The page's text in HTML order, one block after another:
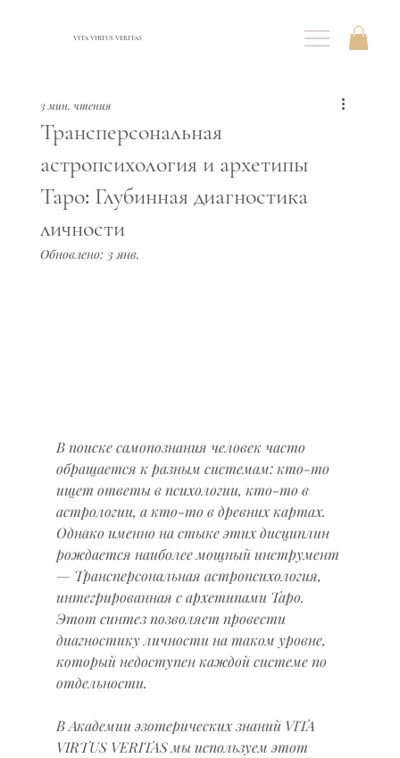
VITA VIRTUS VERITAS
Трансперсональная
астропсихология и архетипы
Таро: Глубинная диагностика
личности
3 мин. чтения
Обновлено: 3 янв.
В поиске самопознания человек часто
обращается к разным системам: кто-то
ищет ответы в психологии, кто-то в
астрологии, а кто-то в древних картах.
Однако именно на стыке этих дисциплин
рождается наиболее мощный инструмент
— Трансперсональная астропсихология,
интегрированная с архетипами Таро.
Этот синтез позволяет провести
диагностику личности на таком уровне,
который недоступен каждой системе по
отдельности.
В Академии эзотерических знаний VITA
VIRTUS VERITAS мы используем этот